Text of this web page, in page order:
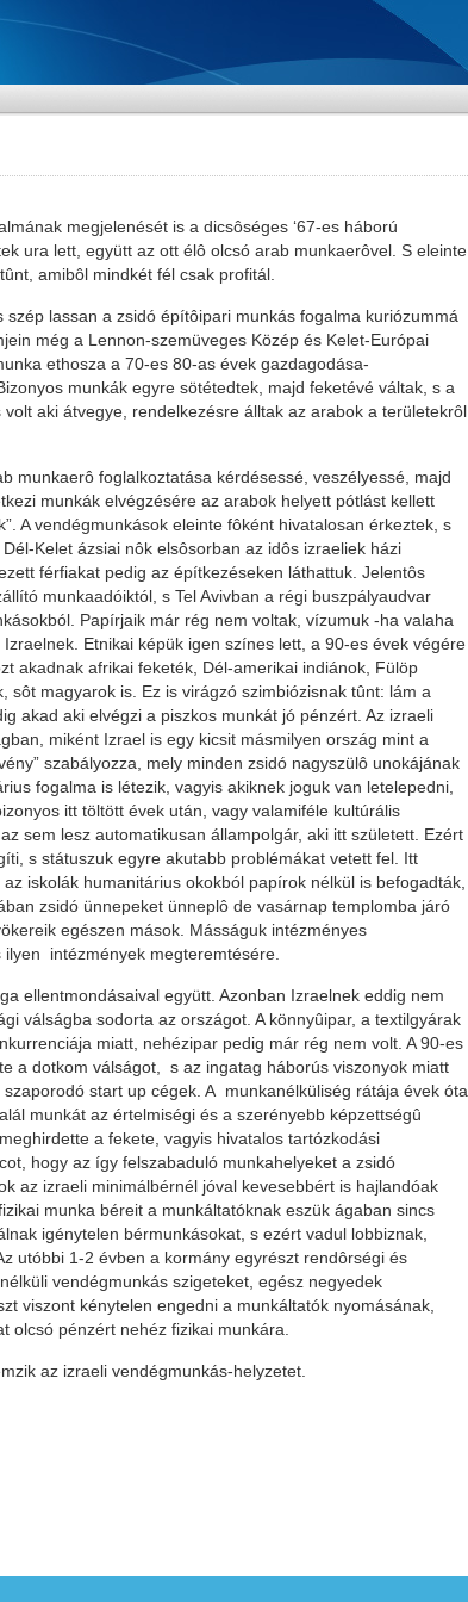
megjelenését is a dicsôséges ‘67-es háború
ura lett, együtt az ott élô olcsó arab munkaerôvel. S eleinte
amibôl mindkét fél csak profitál.
lassan a zsidó építôipari munkás fogalma kuriózummá
még a Lennon-szemüveges Közép és Kelet-Európai
ethosza a 70-es 80-as évek gazdagodása-
munkák egyre sötétedtek, majd feketévé váltak, s a
aki átvegye, rendelkezésre álltak az arabok a területekrôl
munkaerô foglalkoztatása kérdésessé, veszélyessé, majd
munkák elvégzésére az arabok helyett pótlást kellett
A vendégmunkások eleinte fôként hivatalosan érkeztek, s
Kelet ázsiai nôk elsôsorban az idôs izraeliek házi
férfiakat pedig az építkezéseken láthattuk. Jelentôs
munkaadóiktól, s Tel Avivban a régi buszpályaudvar
Papírjaik már rég nem voltak, vízumuk -ha valaha
Etnikai képük igen színes lett, a 90-es évek végére
akadnak afrikai feketék, Dél-amerikai indiánok, Fülöp
magyarok is. Ez is virágzó szimbiózisnak tûnt: lám a
akad aki elvégzi a piszkos munkát jó pénzért. Az izraeli
miként Izrael is egy kicsit másmilyen ország mint a
szabályozza, mely minden zsidó nagyszülô unokájának
fogalma is létezik, vagyis akiknek joguk van letelepedni,
itt töltött évek után, vagy valamiféle kultúrális
sem lesz automatikusan állampolgár, aki itt született. Ezért
s státuszuk egyre akutabb problémákat vetett fel. Itt
iskolák humanitárius okokból papírok nélkül is befogadták,
zsidó ünnepeket ünneplô de vasárnap templomba járó
egészen mások. Másságuk intézményes
intézmények megteremtésére.
ellentmondásaival együtt. Azonban Izraelnek eddig nem
válságba sodorta az országot. A könnyûipar, a textilgyárak
miatt, nehézipar pedig már rég nem volt. A 90-es
a dotkom válságot, s az ingatag háborús viszonyok miatt
start up cégek. A munkanélküliség rátája évek óta
munkát az értelmiségi és a szerényebb képzettségû
a fekete, vagyis hivatalos tartózkodási
hogy az így felszabaduló munkahelyeket a zsidó
az izraeli minimálbérnél jóval kevesebbért is hajlandóak
munka béreit a munkáltatóknak eszük ágaban sincs
igénytelen bérmunkásokat, s ezért vadul lobbiznak,
utóbbi 1-2 évben a kormány egyrészt rendôrségi és
vendégmunkás szigeteket, egész negyedek
viszont kénytelen engedni a munkáltatók nyomásának,
olcsó pénzért nehéz fizikai munkára.
az izraeli vendégmunkás-helyzetet.